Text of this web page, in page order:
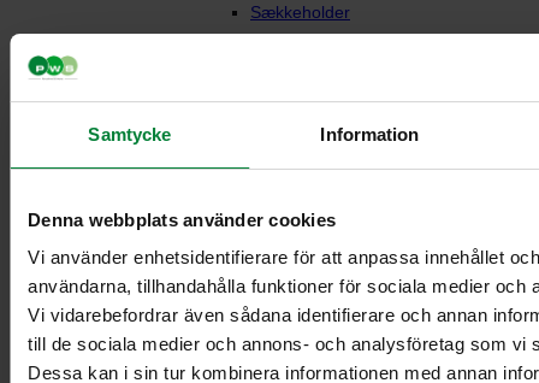
Samtycke Information
Denna webbplats använder cookies
Vi använder enhetsidentifierare för att anpassa innehållet
användarna, tillhandahålla funktioner för sociala medier och
Vi vidarebefordrar även sådana identifierare och annan
till de sociala medier och annons- och analysföretag som vi
Dessa kan i sin tur kombinera informationen med annan
Sækkeholder
Sækkeholder til 125-
liters sæk
Vægmonteret